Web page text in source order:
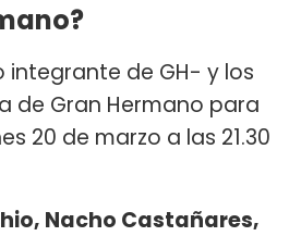
de GH- y los
de Gran Hermano para
20 de marzo a las 21.30
Nacho Castañares,